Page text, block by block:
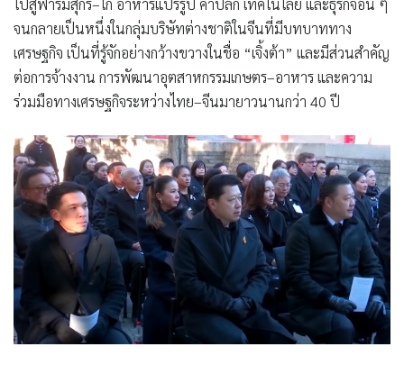
ไปสู่ฟาร์มสุกร–ไก่ อาหารแปรรูป ค้าปลีก เทคโนโลยี และธุรกิจอื่น ๆ
จนกลายเป็นหนึ่งในกลุ่มบริษัทต่างชาติในจีนที่มีบทบาททาง
เศรษฐกิจ เป็นที่รู้จักอย่างกว้างขวางในชื่อ “เจิ้งต้า” และมีส่วนสำคัญ
ต่อการจ้างงาน การพัฒนาอุตสาหกรรมเกษตร–อาหาร และความ
ร่วมมือทางเศรษฐกิจระหว่างไทย–จีนมายาวนานกว่า 40 ปี